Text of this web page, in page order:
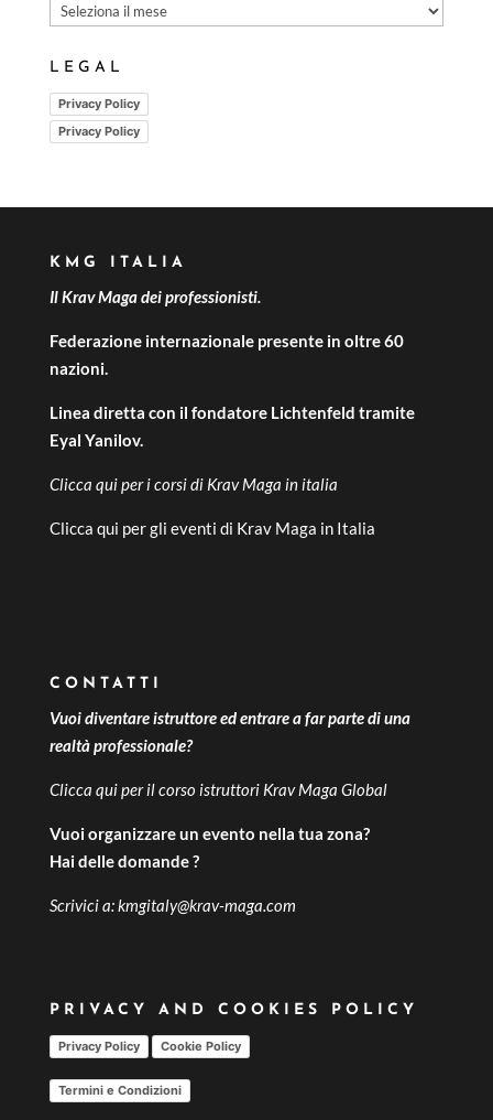
LEGAL
Privacy Policy
Privacy Policy
KMG ITALIA
Il Krav Maga dei professionisti.
Federazione internazionale presente in oltre 60
nazioni.
Linea diretta con il fondatore Lichtenfeld tramite
Eyal Yanilov.
Clicca qui per icorsi di Krav Maga in italia
Clicca qui per gli eventi di Krav Maga in Italia
CONTATTI
Vuoi diventare istruttore ed entrare a far parte di una
realtà professionale?
Clicca qui per ilcorso istruttori Krav Maga Global
Vuoi organizzare un evento nella tua zona?
Hai delle domande ?
Scrivici a:kmgitaly@krav-maga.com
PRIVACY AND COOKIES POLICY
Privacy Policy Cookie Policy
Termini e Condizioni